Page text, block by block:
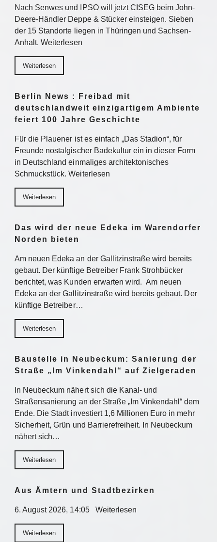
Nach Senwes und IPSO will jetzt CISEG beim John-
Deere-Händler Deppe & Stücker einsteigen. Sieben
der 15 Standorte liegen in Thüringen und Sachsen-
Anhalt. Weiterlesen
Weiterlesen
Berlin News : Freibad mit
deutschlandweit einzigartigem Ambiente
feiert 100 Jahre Geschichte
Für die Plauener ist es einfach „Das Stadion“, für
Freunde nostalgischer Badekultur ein in dieser Form
in Deutschland einmaliges architektonisches
Schmuckstück. Weiterlesen
Weiterlesen
Das wird der neue Edeka im Warendorfer
Norden bieten
Am neuen Edeka an der Gallitzinstraße wird bereits
gebaut. Der künftige Betreiber Frank Strohbücker
berichtet, was Kunden erwarten wird. Am neuen
Edeka an der Gallitzinstraße wird bereits gebaut. Der
künftige Betreiber…
Weiterlesen
Baustelle in Neubeckum: Sanierung der
Straße „Im Vinkendahl“ auf Zielgeraden
In Neubeckum nähert sich die Kanal- und
Straßensanierung an der Straße „Im Vinkendahl“ dem
Ende. Die Stadt investiert 1,6 Millionen Euro in mehr
Sicherheit, Grün und Barrierefreiheit. In Neubeckum
nähert sich…
Weiterlesen
Aus Ämtern und Stadtbezirken
6. August 2026, 14:05 Weiterlesen
Weiterlesen